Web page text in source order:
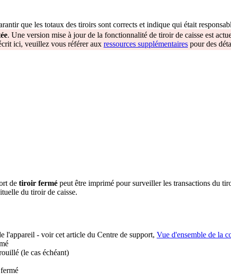
que les totaux des tiroirs sont corrects et indique qui était
. Une version mise à jour de la fonctionnalité de tiroir de caisse est
ici, veuillez vous référer aux ressources supplémentaires pour des
de tiroir fermé peut être imprimé pour surveiller les transactions du
du tiroir de caisse.
l'appareil - voir cet article du Centre de support, Vue d'ensemble de la
(le cas échéant)